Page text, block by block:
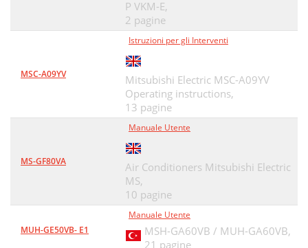
P VKM-E,
2 pagine
MSC-A09YV
Istruzioni per gli Interventi
Mitsubishi Electric MSC-A09YV
Operating instructions,
13 pagine
MS-GF80VA
Manuale Utente
Air Conditioners Mitsubishi Electric
MS,
10 pagine
MUH-GE50VB- E1
Manuale Utente
MSH-GA60VB / MUH-GA60VB,
21 pagine